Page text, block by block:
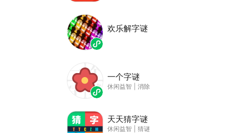
欢乐解字谜
一个字谜
休闲益智 消除
天天猜字谜
休闲益智
猜谜